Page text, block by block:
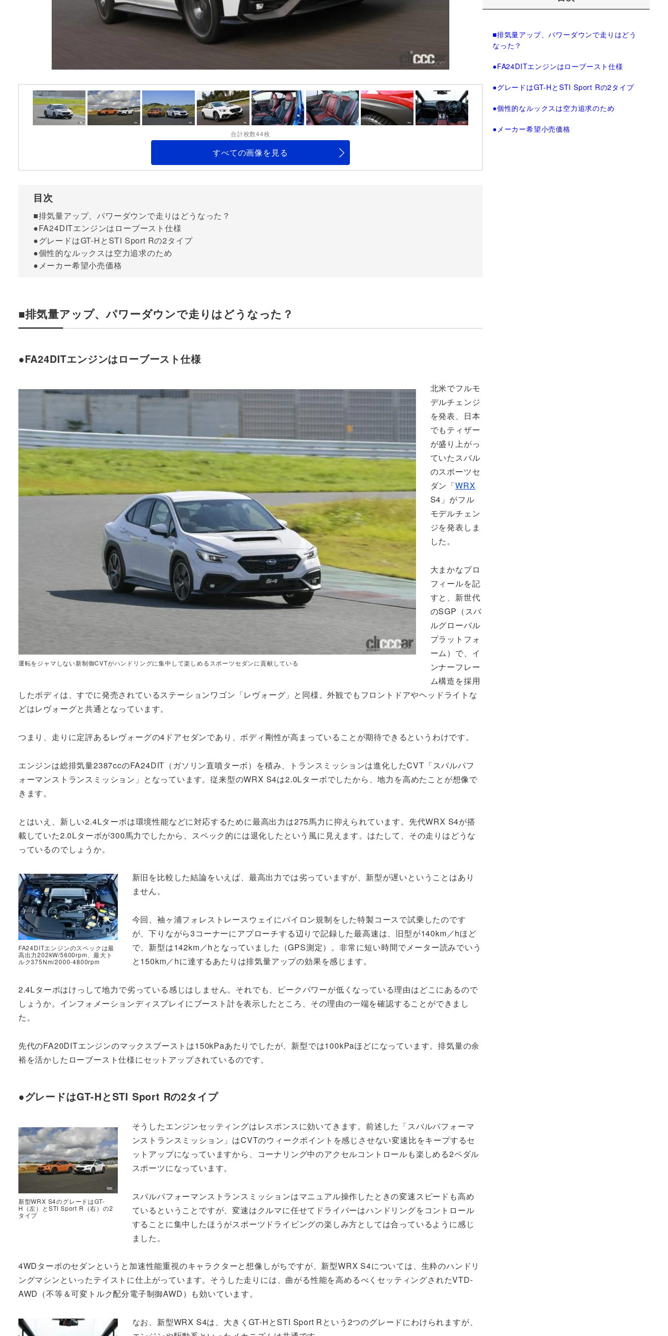
合計枚数44枚
すべての画像を見る
目次
■排気量アップ、パワーダウンで走りはどうなった？
●FA24DITエンジンはローブースト仕様
●グレードはGT-HとSTI Sport Rの2タイプ
●個性的なルックスは空力追求のため
●メーカー希望小売価格
■排気量アップ、パワーダウンで走りはどうなった？
●FA24DITエンジンはローブースト仕様
運転をジャマしない新制御CVTがハンドリングに集中して楽しめるスポーツセダンに貢献している
北米でフルモ
デルチェンジ
を発表、日本
でもティザー
が盛り上がっ
ていたスバル
のスポーツセ
ダン「WRX
S4」がフル
モデルチェン
ジを発表しま
した。
大まかなプロ
フィールを記
すと、新世代
のSGP（スバ
ルグローバル
プラットフォ
ーム）で、イ
ンナーフレー
ム構造を採用
したボディは、すでに発売されているステーションワゴン「レヴォーグ」と同様。外観でもフロントドアやヘッドライトな
どはレヴォーグと共通となっています。
つまり、走りに定評あるレヴォーグの4ドアセダンであり、ボディ剛性が高まっていることが期待できるというわけです。
エンジンは総排気量2387ccのFA24DIT（ガソリン直噴ターボ）を積み、トランスミッションは進化したCVT「スバルパフ
ォーマンストランスミッション」となっています。従来型のWRX S4は2.0Lターボでしたから、地力を高めたことが想像で
きます。
とはいえ、新しい2.4Lターボは環境性能などに対応するために最高出力は275馬力に抑えられています。先代WRX S4が搭
載していた2.0Lターボが300馬力でしたから、スペック的には退化したという風に見えます。はたして、その走りはどうな
っているのでしょうか。
FA24DITエンジンのスペックは最
高出力202kW/5600rpm、最大ト
ルク375Nm/2000-4800rpm
新旧を比較した結論をいえば、最高出力では劣っていますが、新型が遅いということはあり
ません。
今回、袖ヶ浦フォレストレースウェイにパイロン規制をした特製コースで試乗したのです
が、下りながら3コーナーにアプローチする辺りで記録した最高速は、旧型が140km／hほど
で、新型は142km／hとなっていました（GPS測定）。非常に短い時間でメーター読みでいう
と150km／hに達するあたりは排気量アップの効果を感じます。
2.4Lターボはけっして地力で劣っている感じはしません。それでも、ピークパワーが低くなっている理由はどこにあるので
しょうか。インフォメーションディスプレイにブースト計を表示したところ、その理由の一端を確認することができまし
た。
先代のFA20DITエンジンのマックスブーストは150kPaあたりでしたが、新型では100kPaほどになっています。排気量の余
裕を活かしたローブースト仕様にセットアップされているのです。
●グレードはGT-HとSTI Sport Rの2タイプ
新型WRX S4のグレードはGT-
H（左）とSTI Sport R（右）の2
タイプ
そうしたエンジンセッティングはレスポンスに効いてきます。前述した「スバルパフォーマ
ンストランスミッション」はCVTのウィークポイントを感じさせない変速比をキープするセ
ットアップになっていますから、コーナリング中のアクセルコントロールも楽しめる2ペダル
スポーツになっています。
スバルパフォーマンストランスミッションはマニュアル操作したときの変速スピードも高め
ているということですが、変速はクルマに任せてドライバーはハンドリングをコントロール
することに集中したほうがスポーツドライビングの楽しみ方としては合っているように感じ
ました。
4WDターボのセダンというと加速性能重視のキャラクターと想像しがちですが、新型WRX S4については、生粋のハンドリ
ングマシンといったテイストに仕上がっています。そうした走りには、曲がる性能を高めるべくセッティングされたVTD-
AWD（不等＆可変トルク配分電子制御AWD）も効いています。
なお、新型WRX S4は、大きくGT-HとSTI Sport Rという2つのグレードにわけられますが、
■排気量アップ、パワーダウンで走りはどう
なった？
●FA24DITエンジンはローブースト仕様
●グレードはGT-HとSTI Sport Rの2タイプ
●個性的なルックスは空力追求のため
●メーカー希望小売価格